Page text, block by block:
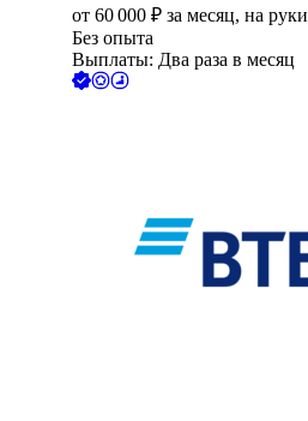
от 60 000 ₽ за месяц, на руки
Без опыта
Выплаты: Два раза в месяц